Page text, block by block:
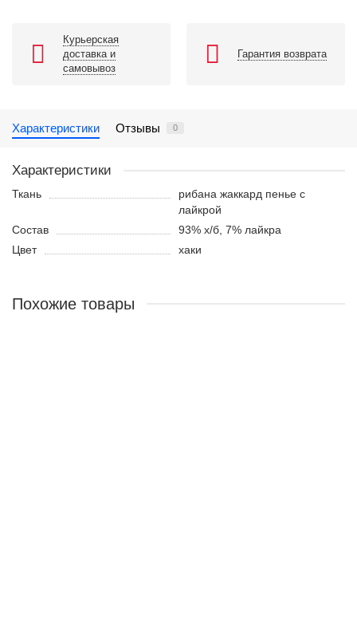
Курьерская
доставка и
самовывоз
Гарантия возврата
Характеристики Отзывы 0
Характеристики
Ткань
рибана жаккард пенье с
лайкрой
Состав
93% х/б, 7% лайкра
Цвет
хаки
Похожие товары